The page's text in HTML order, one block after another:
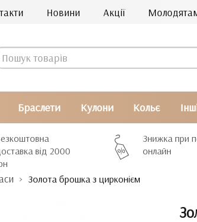
Новини Акції
Браслети Кулони Кольє
від 2000
Знижка при
онлайн
Золота брошка з цирконієм